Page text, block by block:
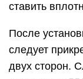
ставить
После
следует
двух сторон.